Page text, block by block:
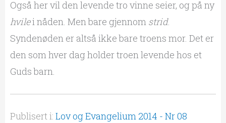
Også her vil den levende tro vinne seier, og på ny
hvilei nåden. Men bare gjennom strid.
Syndenøden er altså ikke bare troens mor. Det er
den som hver dag holder troen levende hos et
Guds barn.
Publisert i: Lov og Evangelium 2014 - Nr 08